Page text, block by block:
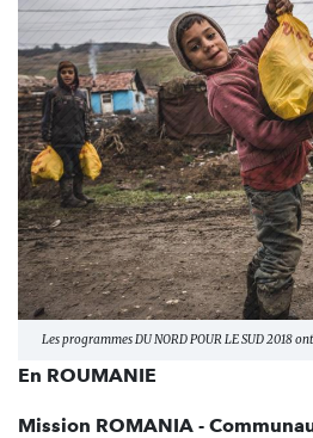
Les programmes DU NORD POUR LE SUD 2018
En ROUMANIE
Mission ROMANIA -